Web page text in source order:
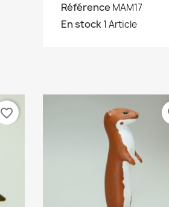
Référence MAM17
En stock1 Article
favorite_border